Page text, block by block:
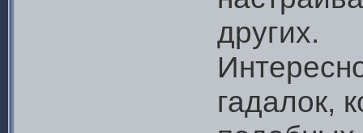
других.
гадалок,